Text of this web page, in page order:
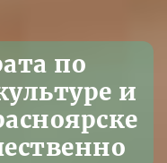
по
и